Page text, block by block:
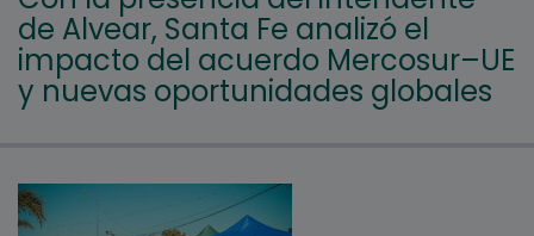
de Alvear, Santa Fe analizó el
impacto del acuerdo Mercosur–UE
y nuevas oportunidades globales